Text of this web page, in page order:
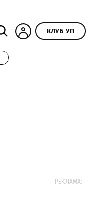
КЛУБ УП
РЕКЛАМА: